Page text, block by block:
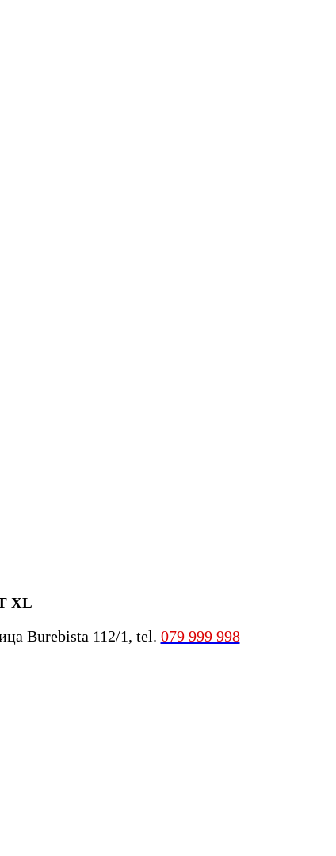
XL
Burebista 112/1, tel. 079 999 998